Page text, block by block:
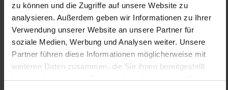
zu können und die Zugriffe auf unsere Website zu
analysieren. Außerdem geben wir Informationen zu Ihrer
Verwendung unserer Website an unsere Partner für
soziale Medien, Werbung und Analysen weiter. Unsere
Partner führen diese Informationen möglicherweise mit
weiteren Daten zusammen, die Sie ihnen bereitgestellt
haben oder die sie im Rahmen Ihrer Nutzung der Dienste
Tapete Fibras
Coordonné
13 Farben
Ab 69,10 €
Tapete Otomán
Coordonné
13 Farben
Ab 57,50 €